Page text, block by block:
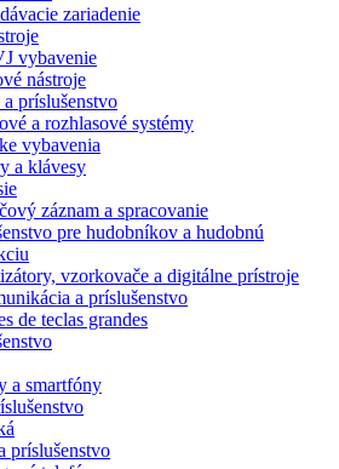
zariadenie
vybavenie
nástroje
príslušenstvo
a rozhlasové systémy
vybavenia
a klávesy
záznam a spracovanie
pre hudobníkov a hudobnú
vzorkovače a digitálne prístroje
a príslušenstvo
de teclas grandes
a smartfóny
príslušenstvo